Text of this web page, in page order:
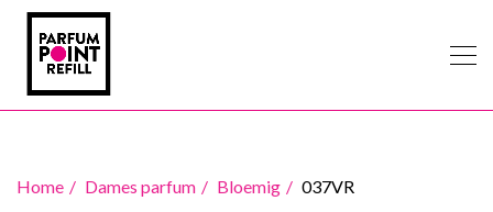
Home Dames parfum Bloemig 037VR